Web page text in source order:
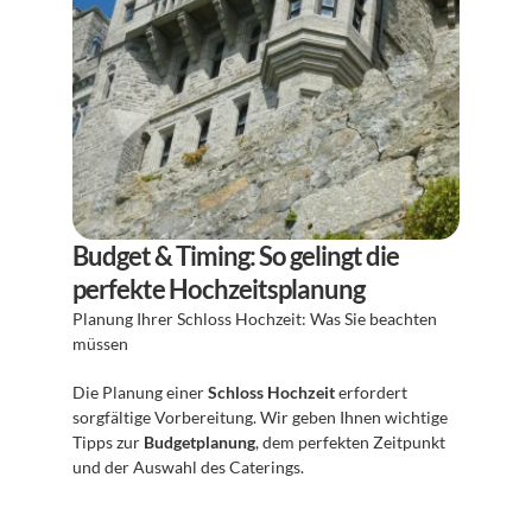
Budget & Timing: So gelingt die
perfekte Hochzeitsplanung
Planung Ihrer Schloss Hochzeit: Was Sie beachten
müssen
Die Planung einer Schloss Hochzeit erfordert
sorgfältige Vorbereitung. Wir geben Ihnen wichtige
Tipps zur Budgetplanung, dem perfekten Zeitpunkt
und der Auswahl des Caterings.